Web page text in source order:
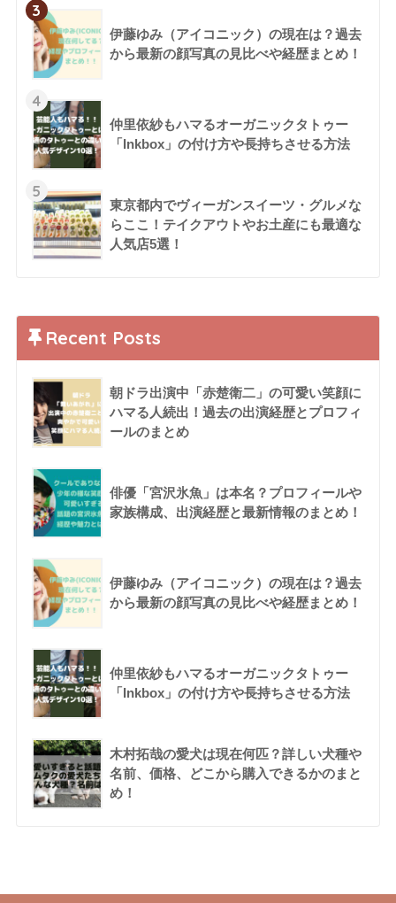
3
伊藤ゆみ（アイコニック）の現在は？過去
から最新の顔写真の見比べや経歴まとめ！
4
仲里依紗もハマるオーガニックタトゥー
「Inkbox」の付け方や長持ちさせる方法
5
東京都内でヴィーガンスイーツ・グルメな
らここ！テイクアウトやお土産にも最適な
人気店5選！
Recent Posts
朝ドラ出演中「赤楚衛二」の可愛い笑顔に
ハマる人続出！過去の出演経歴とプロフィ
ールのまとめ
俳優「宮沢氷魚」は本名？プロフィールや
家族構成、出演経歴と最新情報のまとめ！
伊藤ゆみ（アイコニック）の現在は？過去
から最新の顔写真の見比べや経歴まとめ！
仲里依紗もハマるオーガニックタトゥー
「Inkbox」の付け方や長持ちさせる方法
木村拓哉の愛犬は現在何匹？詳しい犬種や
名前、価格、どこから購入できるかのまと
め！